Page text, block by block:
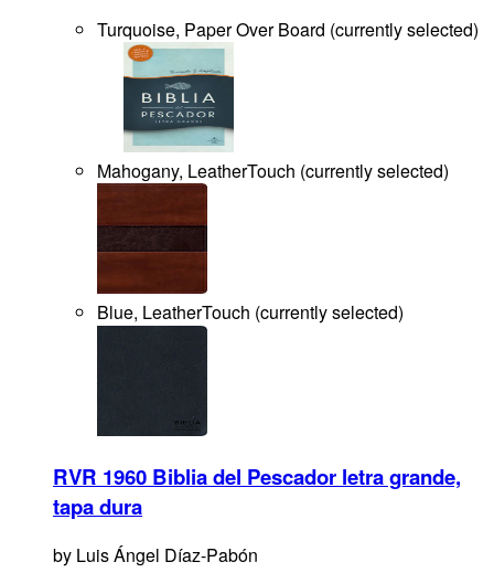
Turquoise, Paper Over Board (currently selected)
Mahogany, LeatherTouch (currently selected)
Blue, LeatherTouch (currently selected)
RVR 1960 Biblia del Pescador letra grande,
tapa dura
by Luis Ángel Díaz-Pabón